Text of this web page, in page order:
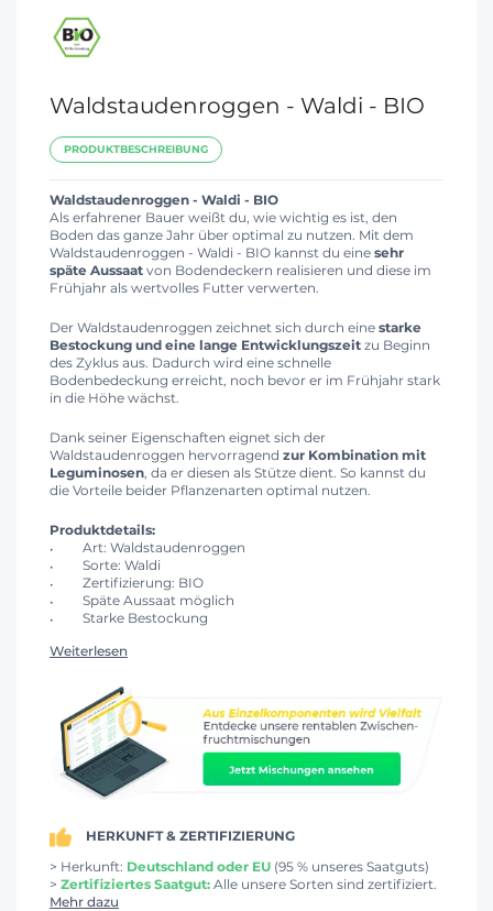
Waldstaudenroggen - Waldi - BIO
PRODUKTBESCHREIBUNG
Waldstaudenroggen - Waldi - BIO
Als erfahrener Bauer weißt du, wie wichtig es ist, den
Boden das ganze Jahr über optimal zu nutzen. Mit dem
Waldstaudenroggen - Waldi - BIO kannst du eine sehr
späte Aussaat von Bodendeckern realisieren und diese im
Frühjahr als wertvolles Futter verwerten.
Der Waldstaudenroggen zeichnet sich durch eine starke
Bestockung und eine lange Entwicklungszeit zu Beginn
des Zyklus aus. Dadurch wird eine schnelle
Bodenbedeckung erreicht, noch bevor er im Frühjahr stark
in die Höhe wächst.
Dank seiner Eigenschaften eignet sich der
Waldstaudenroggen hervorragend zur Kombination mit
Leguminosen, da er diesen als Stütze dient. So kannst du
die Vorteile beider Pflanzenarten optimal nutzen.
Produktdetails:
Art: Waldstaudenroggen
Sorte: Waldi
Zertifizierung: BIO
Späte Aussaat möglich
Starke Bestockung
Weiterlesen
HERKUNFT & ZERTIFIZIERUNG
> Herkunft: Deutschland oder EU (95 % unseres Saatguts)
> Zertifiziertes Saatgut: Alle unsere Sorten sind zertifiziert.
Mehr dazu